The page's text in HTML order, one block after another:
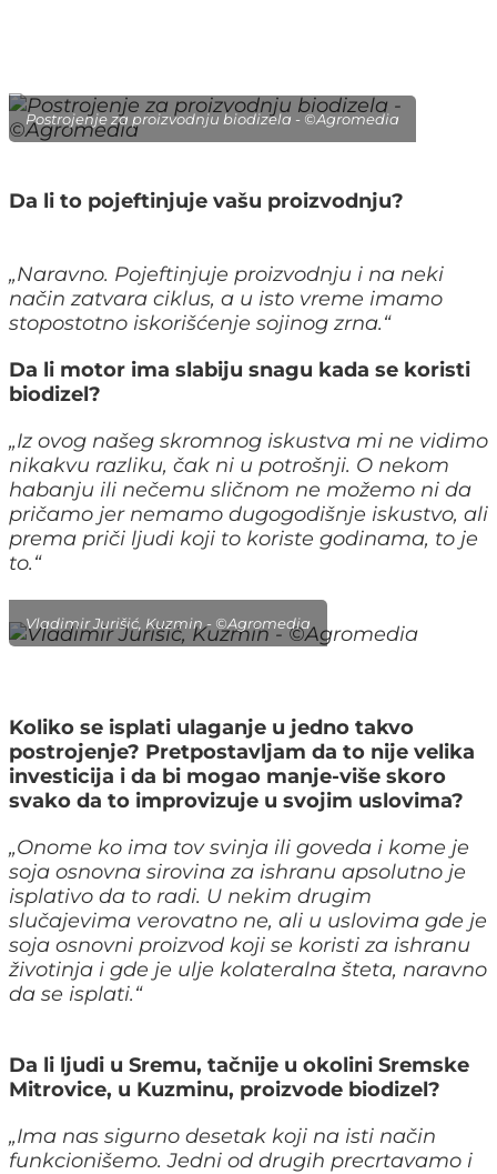
Postrojenje za proizvodnju biodizela - ©Agromedia
Da li to pojeftinjuje vašu proizvodnju?
„Naravno. Pojeftinjuje proizvodnju i na neki
način zatvara ciklus, a u isto vreme imamo
stopostotno iskorišćenje sojinog zrna.“
Da li motor ima slabiju snagu kada se koristi
biodizel?
„Iz ovog našeg skromnog iskustva mi ne vidimo
nikakvu razliku, čak ni u potrošnji. O nekom
habanju ili nečemu sličnom ne možemo ni da
pričamo jer nemamo dugogodišnje iskustvo, ali
prema priči ljudi koji to koriste godinama, to je
to.“
Vladimir Jurišić, Kuzmin - ©Agromedia
Koliko se isplati ulaganje u jedno takvo
postrojenje? Pretpostavljam da to nije velika
investicija i da bi mogao manje-više skoro
svako da to improvizuje u svojim uslovima?
„Onome ko ima tov svinja ili goveda i kome je
soja osnovna sirovina za ishranu apsolutno je
isplativo da to radi. U nekim drugim
slučajevima verovatno ne, ali u uslovima gde je
soja osnovni proizvod koji se koristi za ishranu
životinja i gde je ulje kolateralna šteta, naravno
da se isplati.“
Da li ljudi u Sremu, tačnije u okolini Sremske
Mitrovice, u Kuzminu, proizvode biodizel?
„Ima nas sigurno desetak koji na isti način
funkcionišemo. Jedni od drugih precrtavamo i